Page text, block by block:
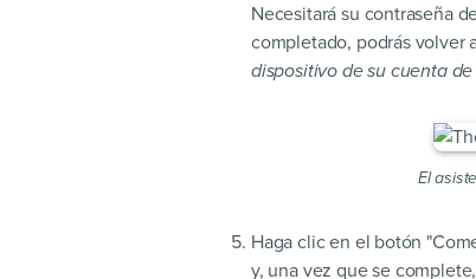
Necesitará su contraseña
completado, podrás volver
dispositivo de su cuenta
El
Haga clic en el botón
y, una vez que se